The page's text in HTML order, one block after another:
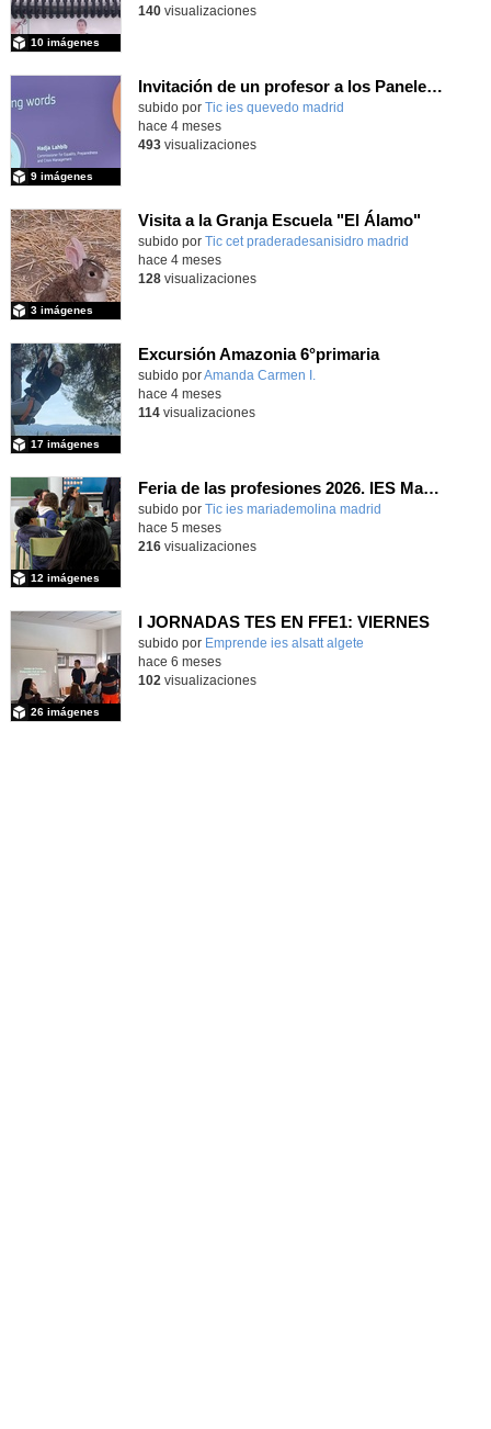
10 imágenes
140visualizaciones
Invitación de un profesor a los Paneles Europeos de Ciudadanos del mes de marzo 2026
subido por Tic ies quevedo madrid
9 imágenes
hace 4 meses
493visualizaciones
Visita a la Granja Escuela "El Álamo"
Contenido educativo.
subido por Tic cet praderadesanisidro madrid
3 imágenes
hace 4 meses
128visualizaciones
Excursión Amazonia 6°primaria
subido porAmanda Carmen I.
17 imágenes
hace 4 meses
114visualizaciones
Feria de las profesiones 2026. IES María de Molina
subido por Tic ies mariademolina madrid
12 imágenes
hace 5 meses
216visualizaciones
I JORNADAS TES EN FFE1: VIERNES
Contenido educativo.
subido por Emprende ies alsatt algete
26 imágenes
hace 6 meses
102 visualizaciones